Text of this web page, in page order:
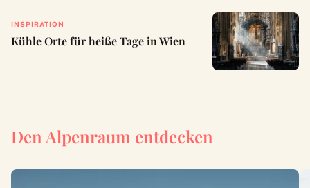
INSPIRATION
Kühle Orte für heiße Tage in Wien
Den Alpenraum entdecken